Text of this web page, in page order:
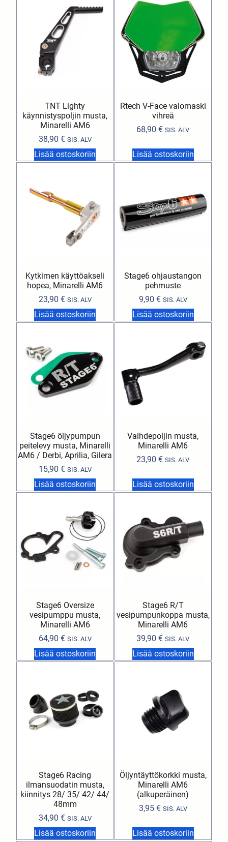
TNT Lighty
käynnistyspoljin musta,
Minarelli AM6
38,90 € SIS. ALV
Lisää ostoskoriin
Rtech V-Face valomaski
vihreä
68,90€ SIS. ALV
Lisää ostoskoriin
Kytkimen käyttöakseli
hopea, Minarelli AM6
23,90 € SIS. ALV
Lisää ostoskoriin
Stage6 ohjaustangon
pehmuste
9,90 € SIS. ALV
Lisää ostoskoriin
Stage6 öljypumpun
peitelevy musta, Minarelli
AM6 / Derbi, Aprilia, Gilera
15,90 € SIS. ALV
Lisää ostoskoriin
Vaihdepoljin musta,
Minarelli AM6
23,90€ SIS. ALV
Lisää ostoskoriin
Stage6 Oversize
vesipumppu musta,
Minarelli AM6
64,90 € SIS. ALV
Lisää ostoskoriin
Stage6 R/T
vesipumpunkoppa musta,
Minarelli AM6
39,90€ SIS. ALV
Lisää ostoskoriin
Stage6 Racing
ilmansuodatin musta,
kiinnitys 28/ 35/ 42/ 44/
48mm
34,90 € SIS. ALV
Lisää ostoskoriin
Öljyntäyttökorkki musta,
Minarelli AM6
(alkuperäinen)
3,95 € SIS. ALV
Lisää ostoskoriin